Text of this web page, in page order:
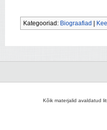
Kategooriad: Biograafiad
Kõik materjalid avaldatud